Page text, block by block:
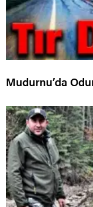
Mudurnu’da